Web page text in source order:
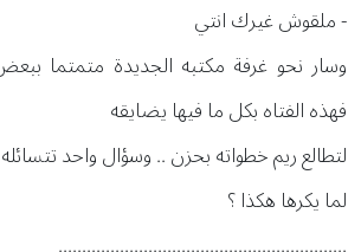
- ملقوش غيرك انتي
وسار نحو غرفة مكتبه الجديدة متمتما
فهذه الفتاه بكل ما فيها يضايقه
لتطالع ريم خطواته بحزن .. وسؤال واحد تتسائله
لما يكرها هكذا ؟